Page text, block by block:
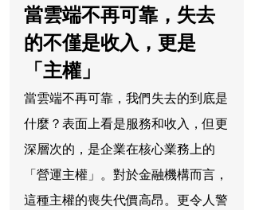
當雲端不再可靠，失去
的不僅是收入，更是
「主權」
當雲端不再可靠，我們失去的到底是
什麼？表面上看是服務和收入，但更
深層次的，是企業在核心業務上的
「營運主權」。對於金融機構而言，
這種主權的喪失代價高昂。更令人警